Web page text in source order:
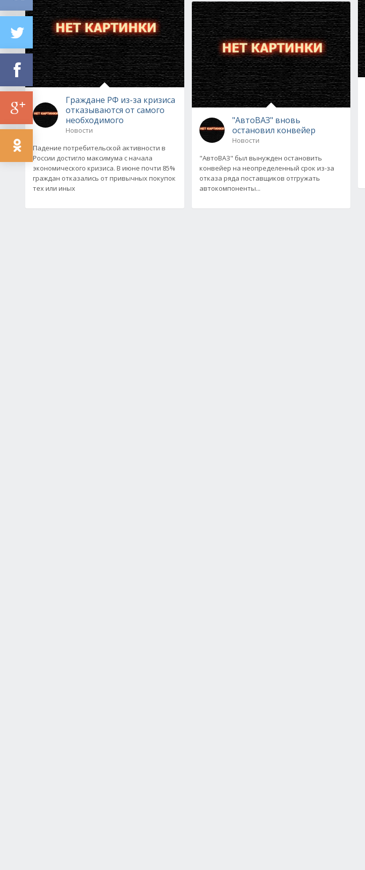
Граждане РФ из-за кризиса
отказываются от самого
необходимого
Новости
Падение потребительской активности в
России достигло максимума с начала
экономического кризиса. В июне почти 85%
граждан отказались от привычных покупок
тех или иных
"АвтоВАЗ" вновь
остановил конвейер
Новости
"АвтоВАЗ" был вынужден остановить
конвейер на неопределенный срок из-за
отказа ряда поставщиков отгружать
автокомпоненты...